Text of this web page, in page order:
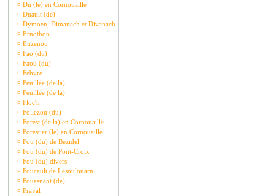
¤ Du (le) en Cornouaille
¤ Duault (de)
¤ Dymoen, Dimanach et Divanach
¤ Ernothon
¤ Euzenou
¤ Fao (du)
¤ Faou (du)
¤ Febvre
¤ Feuillée (de la)
¤ Feuillée (de la)
¤ Floc'h
¤ Follezou (du)
¤ Forest (de la) en Cornouaille
¤ Forestier (le) en Cornouaille
¤ Fou (du) de Bezidel
¤ Fou (du) de Pont-Croix
¤ Fou (du) divers
¤ Foucault de Lesoulouarn
¤ Fouesnant (de)
¤ Fraval